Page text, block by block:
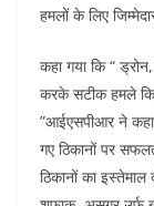
हमलों के लिए
कहा गया कि “
करके सटीक हमले
”आईएसपीआर ने कहा
गए ठिकानों पर
ठिकानों का